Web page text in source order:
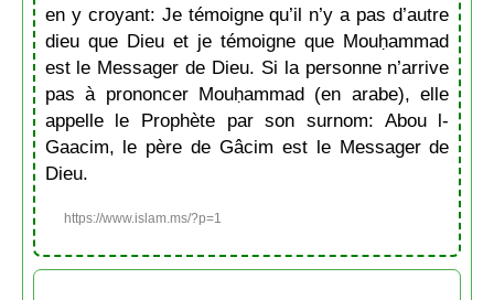
en y croyant: Je témoigne qu’il n’y a pas d’autre
dieu que Dieu et je témoigne que Mouḥammad
est le Messager de Dieu. Si la personne n’arrive
pas à prononcer Mouḥammad (en arabe), elle
appelle le Prophète par son surnom: Abou l-
Gaacim, le père de Gâcim est le Messager de
Dieu.
https://www.islam.ms/?p=1